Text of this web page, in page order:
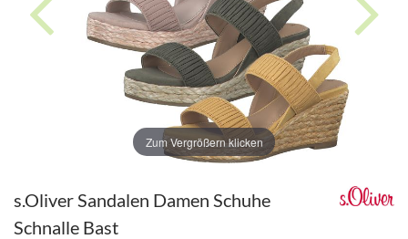
Zum Vergrößern klicken
s.Oliver Sandalen Damen Schuhe
Schnalle Bast